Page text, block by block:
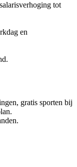
tot
en
gratis sporten bij